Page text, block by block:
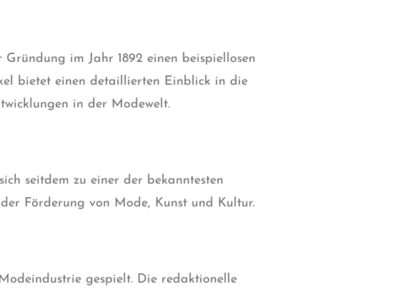
im Jahr 1892 einen beispiellosen
bietet einen detaillierten Einblick in die
in der Modewelt.
seitdem zu einer der bekanntesten
Förderung von Mode, Kunst und Kultur.
gespielt. Die redaktionelle